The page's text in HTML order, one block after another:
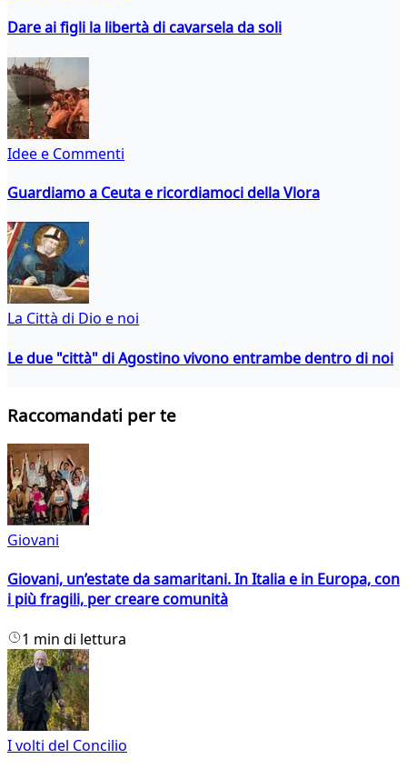
Dare ai figli la libertà di cavarsela da soli
Idee e Commenti
Guardiamo a Ceuta e ricordiamoci della Vlora
La Città di Dio e noi
Le due "città" di Agostino vivono entrambe dentro di noi
Raccomandati per te
Giovani
Giovani, un’estate da samaritani. In Italia e in Europa, con
i più fragili, per creare comunità
1 min di lettura
I volti del Concilio